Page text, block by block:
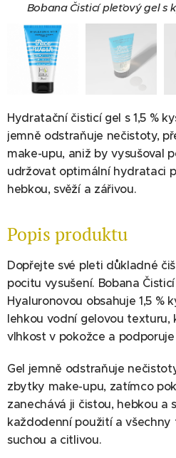
Bobana Čisticí pleťový gel s
Hydratační čisticí gel s 1,5 %
jemně odstraňuje nečistoty,
make-upu, aniž by vysušoval
udržovat optimální hydrataci
hebkou, svěží a zářivou.
Popis produktu
Dopřejte své pleti důkladné
pocitu vysušení. Bobana
Hyaluronovou obsahuje 1,5 %
lehkou vodní gelovou
vlhkost v pokožce a
Gel jemně odstraňuje
zbytky make-upu, zatímco
zanechává ji čistou, hebkou a
každodenní použití a
suchou a citlivou.